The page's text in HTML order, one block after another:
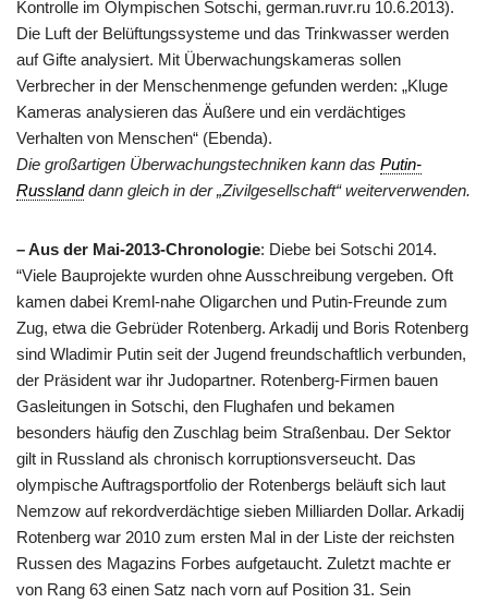
Kontrolle im Olympischen Sotschi, german.ruvr.ru 10.6.2013).
Die Luft der Belüftungssysteme und das Trinkwasser werden
auf Gifte analysiert. Mit Überwachungskameras sollen
Verbrecher in der Menschenmenge gefunden werden: „Kluge
Kameras analysieren das Äußere und ein verdächtiges
Verhalten von Menschen“ (Ebenda).
Die großartigen Überwachungstechniken kann das Putin-
Russlanddann gleich in der „Zivilgesellschaft“ weiterverwenden.
– Aus der Mai-2013-Chronologie: Diebe bei Sotschi 2014.
“Viele Bauprojekte wurden ohne Ausschreibung vergeben. Oft
kamen dabei Kreml-nahe Oligarchen und Putin-Freunde zum
Zug, etwa die Gebrüder Rotenberg. Arkadij und Boris Rotenberg
sind Wladimir Putin seit der Jugend freundschaftlich verbunden,
der Präsident war ihr Judopartner. Rotenberg-Firmen bauen
Gasleitungen in Sotschi, den Flughafen und bekamen
besonders häufig den Zuschlag beim Straßenbau. Der Sektor
gilt in Russland als chronisch korruptionsverseucht. Das
olympische Auftragsportfolio der Rotenbergs beläuft sich laut
Nemzow auf rekordverdächtige sieben Milliarden Dollar. Arkadij
Rotenberg war 2010 zum ersten Mal in der Liste der reichsten
Russen des Magazins Forbes aufgetaucht. Zuletzt machte er
von Rang 63 einen Satz nach vorn auf Position 31. Sein